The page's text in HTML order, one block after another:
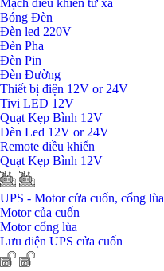
Mạch điều khiển từ xa
Bóng Đèn
Đèn led 220V
Đèn Pha
Đèn Pin
Đèn Đường
Thiết bị điện 12V or 24V
Tivi LED 12V
Quạt Kẹp Bình 12V
Đèn Led 12V or 24V
Remote điều khiển
Quạt Kẹp Bình 12V
UPS - Motor cửa cuốn, cổng lùa
Motor của cuốn
Motor cổng lùa
Lưu điện UPS cửa cuốn